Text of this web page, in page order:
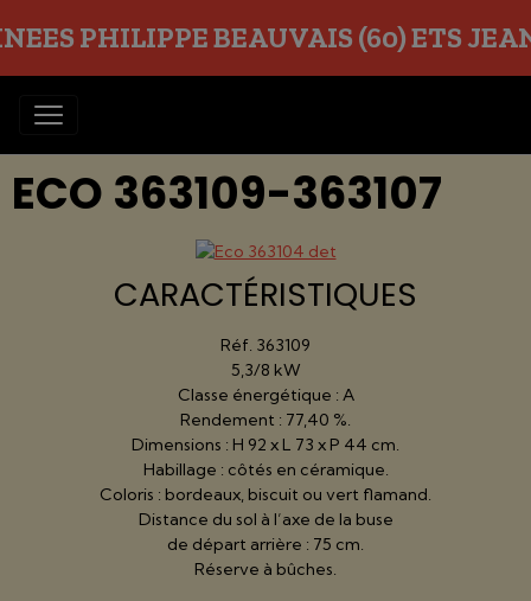
PHILIPPE BEAUVAIS (60) ETS
ECO 363109-363107
CARACTÉRISTIQUES
Réf. 363109
5,3/8 kW
Classe énergétique : A
Rendement : 77,40 %.
Dimensions : H 92 x L 73 x P 44 cm.
Habillage : côtés en céramique.
Coloris : bordeaux, biscuit ou vert flamand.
Distance du sol à l’axe de la buse
de départ arrière : 75 cm.
Réserve à bûches.